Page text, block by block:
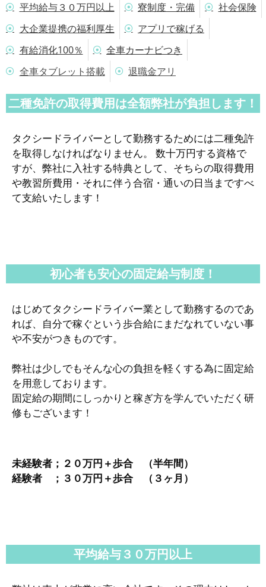
平均給与３０万円以上
寮制度・完備
社会保険
大企業提携の福利厚生
アプリで稼げる
有給消化100％
全車カーナビつき
全車タブレット搭載
退職金アリ
二種免許の取得費用は全額弊社が負担します！
タクシードライバーとして勤務するためには二種免許
を取得しなければなりません。 数十万円する資格で
すが、弊社に入社する特典として、そちらの取得費用
や教習所費用・それに伴う合宿・通いの日当まですべ
て支給いたします！
初心者も安心の固定給与制度！
はじめてタクシードライバー業として勤務するのであ
れば、自分で稼ぐという歩合給にまだなれていない事
や不安がつきものです。
弊社は少しでもそんな心の負担を軽くする為に固定給
を用意しております。
固定給の期間にしっかりと稼ぎ方を学んでいただく研
修もございます！
未経験者；２０万円＋歩合 （半年間）
経験者 ；３０万円＋歩合 （３ヶ月）
平均給与３０万円以上